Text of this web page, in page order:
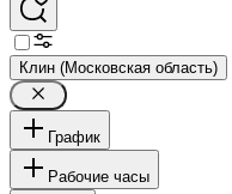
Клин (Московская область)
График
Рабочие часы